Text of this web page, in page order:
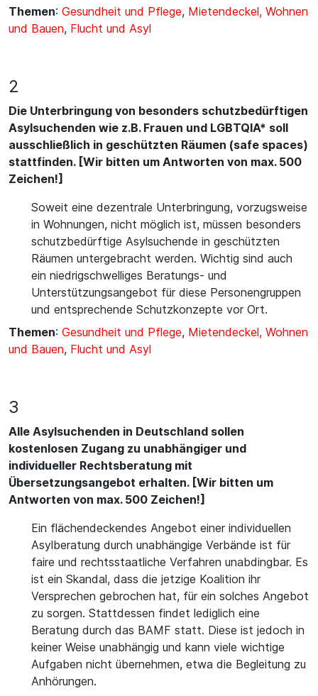
Themen: Gesundheit und Pflege, Mietendeckel, Wohnen
und Bauen, Flucht und Asyl
2
Die Unterbringung von besonders schutzbedürftigen
Asylsuchenden wie z.B. Frauen und LGBTQIA* soll
ausschließlich in geschützten Räumen (safe spaces)
stattfinden. [Wir bitten um Antworten von max. 500
Zeichen!]
Soweit eine dezentrale Unterbringung, vorzugsweise
in Wohnungen, nicht möglich ist, müssen besonders
schutzbedürftige Asylsuchende in geschützten
Räumen untergebracht werden. Wichtig sind auch
ein niedrigschwelliges Beratungs- und
Unterstützungsangebot für diese Personengruppen
und entsprechende Schutzkonzepte vor Ort.
Themen: Gesundheit und Pflege, Mietendeckel, Wohnen
und Bauen, Flucht und Asyl
3
Alle Asylsuchenden in Deutschland sollen
kostenlosen Zugang zu unabhängiger und
individueller Rechtsberatung mit
Übersetzungsangebot erhalten. [Wir bitten um
Antworten von max. 500 Zeichen!]
Ein flächendeckendes Angebot einer individuellen
Asylberatung durch unabhängige Verbände ist für
faire und rechtsstaatliche Verfahren unabdingbar. Es
ist ein Skandal, dass die jetzige Koalition ihr
Versprechen gebrochen hat, für ein solches Angebot
zu sorgen. Stattdessen findet lediglich eine
Beratung durch das BAMF statt. Diese ist jedoch in
keiner Weise unabhängig und kann viele wichtige
Aufgaben nicht übernehmen, etwa die Begleitung zu
Anhörungen.